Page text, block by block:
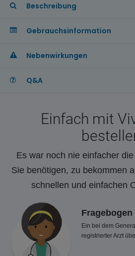
Beschreibung
Gebrauchsinformation
Nebenwirkungen
Q&A
Einfach mit
Es war noch nie einfacher
Sie benötigen, zu bekommen
schnellen und einfachen
Ein bei dem
registrierter Arzt